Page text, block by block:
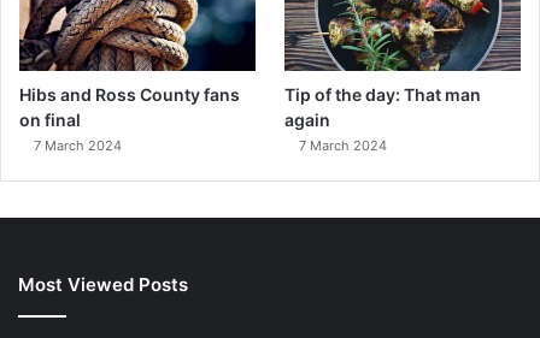
Hibs and Ross County fans
on final
7 March 2024
Tip of the day: That man
again
7 March 2024
Most Viewed Posts